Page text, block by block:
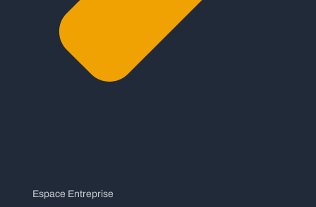
Espace Entreprise